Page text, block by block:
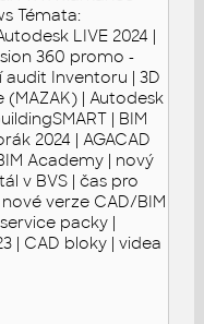
Témata:
LIVE 2024 |
360 promo -
audit Inventoru | 3D
(MAZAK) | Autodesk
| BIM
2024 | AGACAD
Academy | nový
v BVS | čas pro
verze CAD/BIM
packy |
| CAD bloky | videa